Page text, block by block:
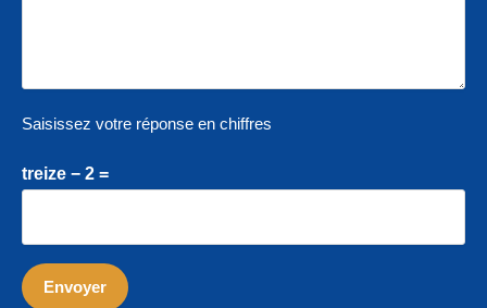
Saisissez votre réponse en chiffres
treize − 2 =